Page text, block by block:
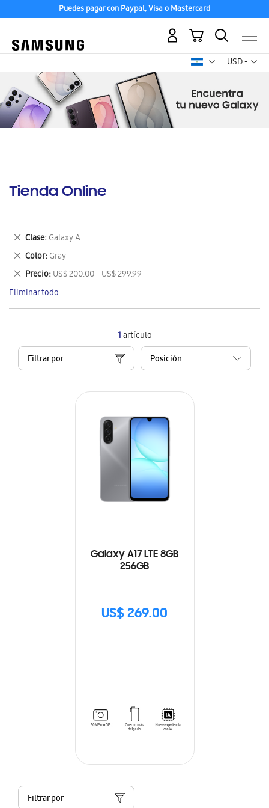
Puedes pagar con Paypal, Visa o Mastercard
USD -
dólar
Mi carrito
Tienda Online
1artículo
Filtrar por
Galaxy A17 LTE 8GB
256GB
US$ 269.00
Filtrar por
Clase Galaxy A
Eliminar
este
artículo
Color Gray
Eliminar
este
artículo
Precio US$ 200.00 - US$ 299.99
Eliminar
este
artículo
Eliminar todo